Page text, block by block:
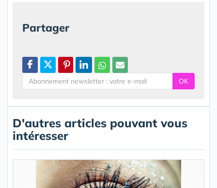
Partager
OK
D'autres articles pouvant vous
intéresser